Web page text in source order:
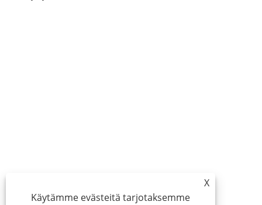
X
Käytämme evästeitä tarjotaksemme